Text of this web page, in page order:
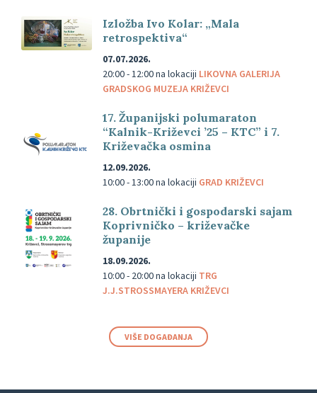
Izložba Ivo Kolar: „Mala
retrospektiva“
07.07.2026.
20:00 - 12:00na lokaciji LIKOVNA GALERIJA
GRADSKOG MUZEJA KRIŽEVCI
17. Županijski polumaraton
“Kalnik-Križevci ’25 – KTC” i 7.
Križevačka osmina
12.09.2026.
10:00 - 13:00na lokaciji GRAD KRIŽEVCI
28. Obrtnički i gospodarski sajam
Koprivničko – križevačke
županije
18.09.2026.
10:00 - 20:00na lokaciji TRG
J.J.STROSSMAYERA KRIŽEVCI
VIŠE DOGAĐANJA